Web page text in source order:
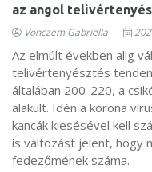
az angol
Vonczem Gabriella
Az elmúlt években alig
telivértenyésztés
általában 200-220, a
alakult. Idén a korona
kancák kiesésével kell
is változást jelent, hogy
fedezőmének száma.